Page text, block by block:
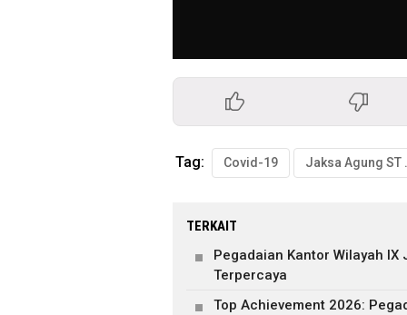
Tag: Covid-19
TERKAIT
Pegadaian Kantor Wilayah
Terpercaya
Top Achievement 2026: